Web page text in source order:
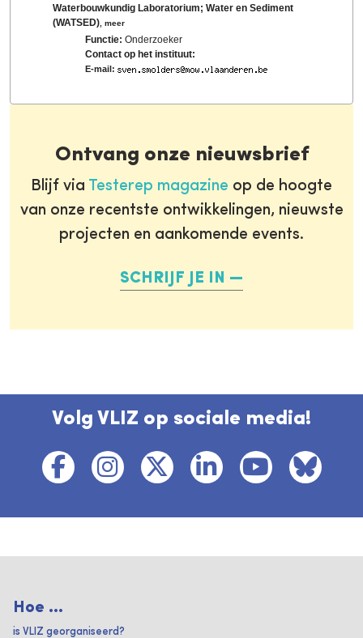
Waterbouwkundig Laboratorium; Water en Sediment
(WATSED) ,meer
Functie:Onderzoeker
Contact op het instituut:
E-mail:
Ontvang onze nieuwsbrief
Blijf via Testerep magazine op de hoogte
van onze recentste ontwikkelingen, nieuwste
projecten en aankomende events.
SCHRIJF JE IN
Volg VLIZ op sociale media!
Hoe ...
is VLIZ georganiseerd?